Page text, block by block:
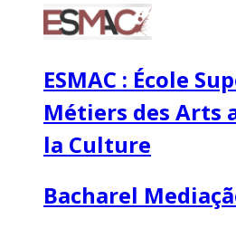
ESMAC : École
Métiers des Arts
la Culture
Bacharel